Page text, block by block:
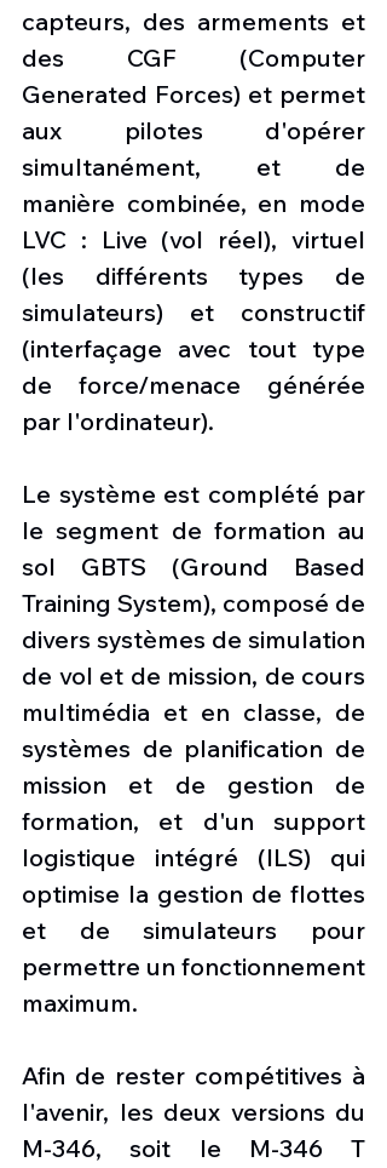
capteurs, des armements et
des CGF (Computer
Generated Forces) et permet
aux pilotes d'opérer
simultanément, et de
manière combinée, en mode
LVC : Live (vol réel), virtuel
(les différents types de
simulateurs) et constructif
(interfaçage avec tout type
de force/menace générée
par l'ordinateur).
Le système est complété par
le segment de formation au
sol GBTS (Ground Based
Training System), composé de
divers systèmes de simulation
de vol et de mission, de cours
multimédia et en classe, de
systèmes de planification de
mission et de gestion de
formation, et d'un support
logistique intégré (ILS) qui
optimise la gestion de flottes
et de simulateurs pour
permettre un fonctionnement
maximum.
Afin de rester compétitives à
l'avenir, les deux versions du
M-346, soit le M-346 T